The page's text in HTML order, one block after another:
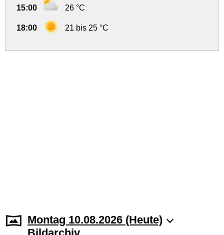
15:00 26 °C
18:00 21 bis 25 °C
Montag 10.08.2026 (Heute)